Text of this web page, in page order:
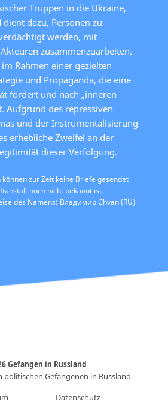
Truppen in die Ukraine,
dazu, Personen zu
werden, mit
zusammenzuarbeiten.
Rahmen einer gezielten
und Propaganda, die eine
fördert und nach „inneren
Aufgrund des repressiven
und der Instrumentalisierung
erhebliche Zweifel an der
dieser Verfolgung.
können zur Zeit keine Briefe gesendet
noch nicht bekannt ist.
des Namens: Владимир Chvan (RU)
Gefangen in Russland
Gefangenen in Russland
Datenschutz